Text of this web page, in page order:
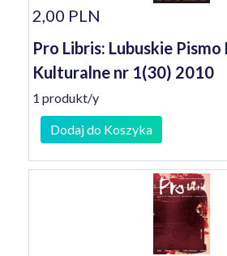
2,00 PLN
Pro Libris: Lubuskie
Kulturalne nr 1(30) 2010
1 produkt/y
Dodaj do Koszyka